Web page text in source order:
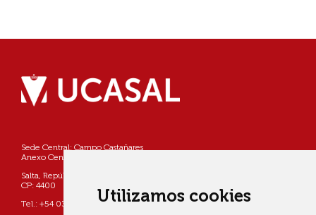
Utilizamos cookies
Sede Central: Campo Castañares
Anexo Centro: Pellegrini 790
Salta, República Argentina
CP: 4400
Tel.: +54 0387 4268800